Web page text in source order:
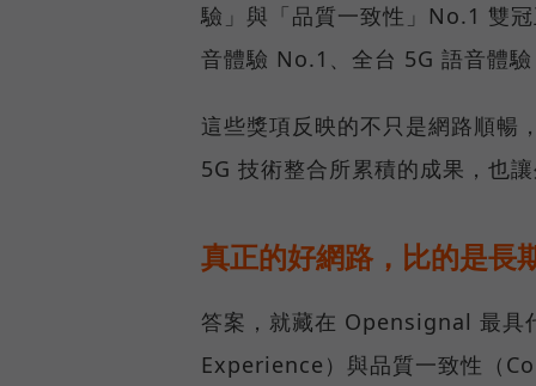
驗」與「品質一致性」No.1 雙
音體驗 No.1、全台 5G 語音體
這些獎項反映的不只是網路順暢
5G 技術整合所累積的成果，也
真正的好網路，比的是長
答案，就藏在 Opensignal 最
Experience）與品質一致性（